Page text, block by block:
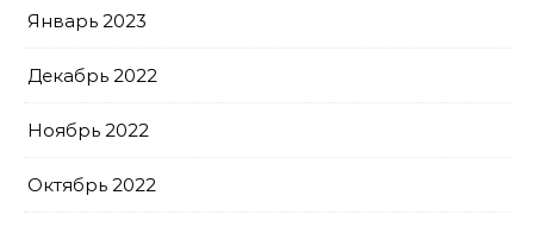
Январь 2023
Декабрь 2022
Ноябрь 2022
Октябрь 2022